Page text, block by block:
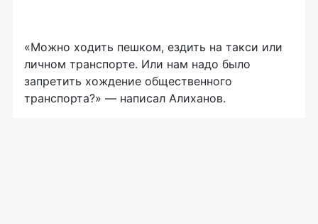
«Можно ходить пешком, ездить на такси или
личном транспорте. Или нам надо было
запретить хождение общественного
транспорта?» — написал Алиханов.